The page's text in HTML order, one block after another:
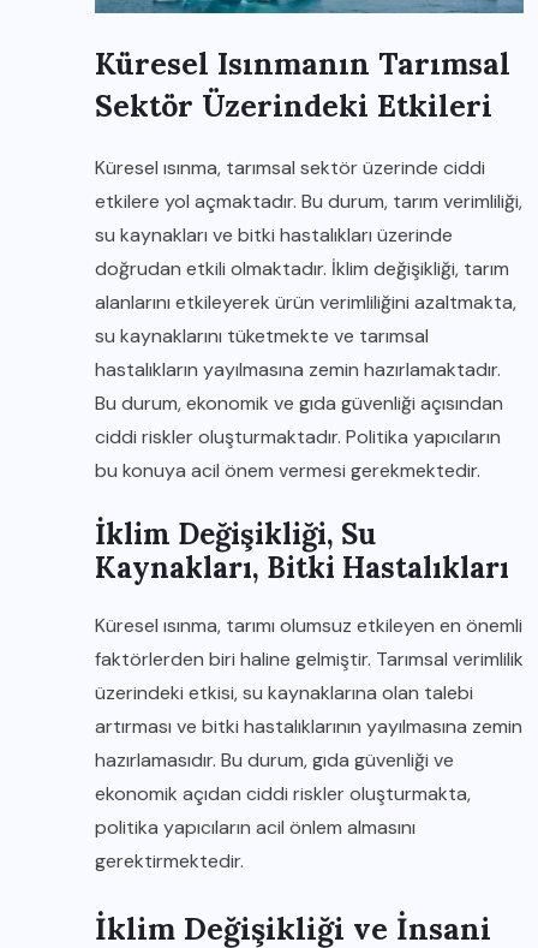
Küresel Isınmanın Tarımsal
Sektör Üzerindeki Etkileri
Küresel ısınma, tarımsal sektör üzerinde ciddi
etkilere yol açmaktadır. Bu durum, tarım verimliliği,
su kaynakları ve bitki hastalıkları üzerinde
doğrudan etkili olmaktadır. İklim değişikliği, tarım
alanlarını etkileyerek ürün verimliliğini azaltmakta,
su kaynaklarını tüketmekte ve tarımsal
hastalıkların yayılmasına zemin hazırlamaktadır.
Bu durum, ekonomik ve gıda güvenliği açısından
ciddi riskler oluşturmaktadır. Politika yapıcıların
bu konuya acil önem vermesi gerekmektedir.
İklim Değişikliği, Su
Kaynakları, Bitki Hastalıkları
Küresel ısınma, tarımı olumsuz etkileyen en önemli
faktörlerden biri haline gelmiştir. Tarımsal verimlilik
üzerindeki etkisi, su kaynaklarına olan talebi
artırması ve bitki hastalıklarının yayılmasına zemin
hazırlamasıdır. Bu durum, gıda güvenliği ve
ekonomik açıdan ciddi riskler oluşturmakta,
politika yapıcıların acil önlem almasını
gerektirmektedir.
İklim Değişikliği ve İnsani